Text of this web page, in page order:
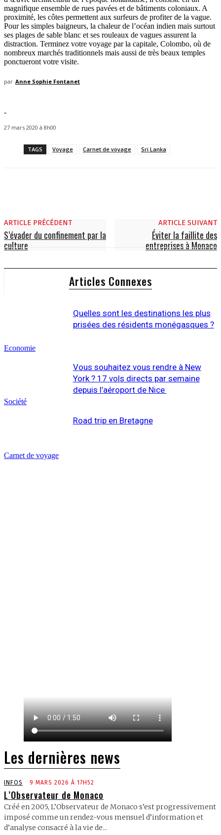
magnifique ensemble de rues pavées et de bâtiments coloniaux. A
proximité, les côtes permettent aux surfeurs de profiter de la vague.
Pour les simples baigneurs, la chaleur de l’océan indien mais surtout
ses plages de sable blanc et ses rouleaux de vagues assurent la
distraction. Terminez votre voyage par la capitale, Colombo, où de
nombreux marchés traditionnels mais aussi de très beaux temples
ponctueront votre visite.
par Anne Sophie Fontanet
-
27 mars 2020 à 8h00
TAGS Voyage Carnet de voyage Sri Lanka
ARTICLE PRÉCÉDENT
S’évader du confinement par la
culture
ARTICLE SUIVANT
Éviter la faillite des
entreprises à Monaco
Articles Connexes
Economie
Quelles sont les destinations les plus
prisées des résidents monégasques ?
Société
Vous souhaitez vous rendre à New
York ? 17 vols directs par semaine
depuis l’aéroport de Nice
Carnet de voyage
Road trip en Bretagne
Les dernières news
INFOS 9 MARS 2026 À 17H52
L’Observateur de Monaco
Créé en 2005, L’Observateur de Monaco s’est progressivement
imposé comme un rendez-vous mensuel d’information et
d’analyse consacré à la vie de...